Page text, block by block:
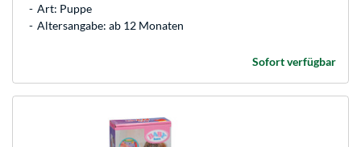
Art: Puppe
Altersangabe: ab 12 Monaten
Sofort verfügbar